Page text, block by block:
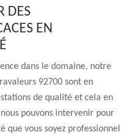
DES
EN
dans le domaine, notre
92700 sont en
de qualité et cela en
pouvons intervenir pour
vous soyez professionnel